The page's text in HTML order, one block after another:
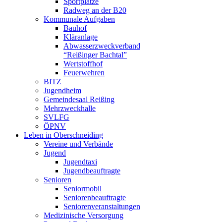
Radweg an der B20
Kommunale Aufgaben
Bauhof
Kläranlage
Abwasserzweckverband
“Reißinger Bachtal”
Wertstoffhof
Feuerwehren
BITZ
Jugendheim
Gemeindesaal Reißing
Mehrzweckhalle
SVLFG
ÖPNV
Leben in Oberschneiding
Vereine und Verbände
Jugend
Jugendtaxi
Jugendbeauftragte
Senioren
Seniormobil
Seniorenbeauftragte
Seniorenveranstaltungen
Medizinische Versorgung